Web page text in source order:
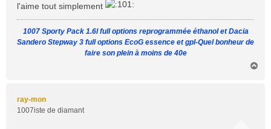
a
g
e
l'aime tout simplement
1007 Sporty Pack 1.6l full options reprogrammée éthanol et Dacia
Sandero Stepway 3 full options EcoG essence et gpl-Quel bonheur de
faire son plein à moins de 40e
ray-mon
1007iste de diamant